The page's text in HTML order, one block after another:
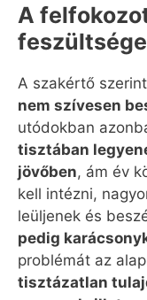
A
A szakértő
nem szívesen
utódokban
tisztában
jövőben, ám év
kell intézni,
leüljenek és
pedig
problémát az
tisztázatlan